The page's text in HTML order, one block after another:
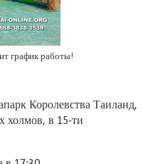
график работы!
Королевства Таиланд,
холмов, в 15-ти